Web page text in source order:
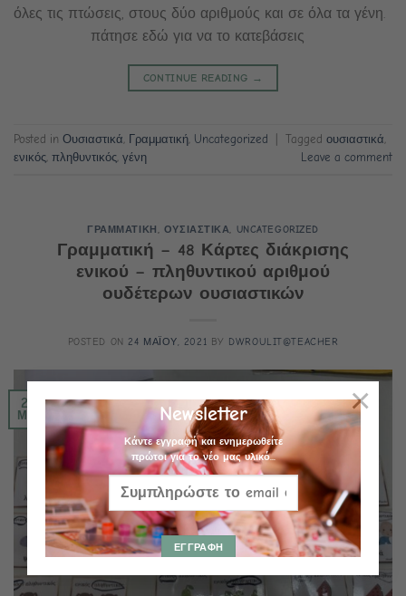
Newsletter
Κάντε εγγραφή και ενημερωθείτε
πρώτοι για το νέο μας υλικό...
×
όλες τις πτώσεις, στους δύο αριθμούς και σε όλα τα γένη.
πάτησε εδώ για να το κατεβάσεις
CONTINUE READING →
Posted in Ουσιαστικά, Γραμματική, Uncategorized Tagged ουσιαστικά,
ενικός, πληθυντικός, γένη Leave a comment
ΓΡΑΜΜΑΤΙΚΗ, ΟΥΣΙΑΣΤΙΚΑ, UNCATEGORIZED
Γραμματική – 48 Κάρτες διάκρισης
ενικού – πληθυντικού αριθμού
ουδέτερων ουσιαστικών
POSTED ON 24 ΜΑΪΟΥ, 2021 BY DWROULIT@TEACHER
24
Μάι